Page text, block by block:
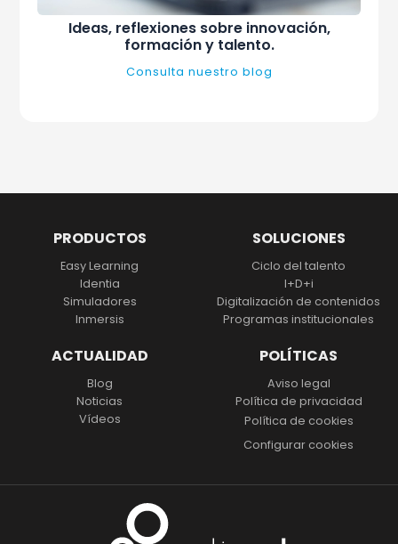
Ideas, reflexiones sobre innovación,
formación y talento.
Consulta nuestro blog
PRODUCTOS
Easy Learning
Identia
Simuladores
Inmersis
SOLUCIONES
Ciclo del talento
I+D+i
Digitalización de contenidos
Programas institucionales
ACTUALIDAD
Blog
Noticias
Vídeos
POLÍTICAS
Aviso legal
Política de privacidad
Política de cookies
Configurar cookies